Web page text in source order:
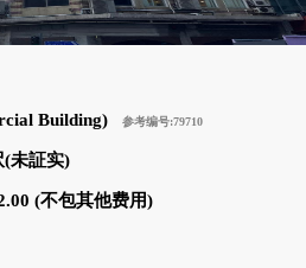
Building) 参考编号:79710
(未証实)
(不包其他费用)